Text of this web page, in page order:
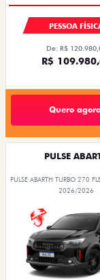
PESSOA
De: R$
R$
Quero
PULSE
PULSE ABARTH TURBO 270
2026/2026